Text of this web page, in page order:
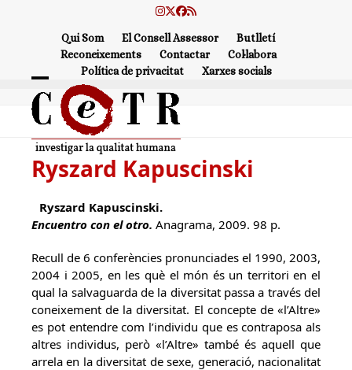
Instagram
Twitter
Facebook
RSS
Qui Som El Consell Assessor
Butlletí
Reconeixements
Contactar
Col·labora
Política de privacitat
Xarxes socials
Open
mobile
menu
Close
mobile
menu
Ryszard Kapuscinski
Ryszard Kapuscinski.
Encuentro con el otro. Anagrama, 2009. 98 p.
Recull de 6 conferències pronunciades el 1990, 2003,
2004 i 2005, en les què el món és un territori en el
qual la salvaguarda de la diversitat passa a través del
coneixement de la diversitat. El concepte de «l’Altre»
es pot entendre com l’individu que es contraposa als
altres individus, però «l’Altre» també és aquell que
arrela en la diversitat de sexe, generació, nacionalitat